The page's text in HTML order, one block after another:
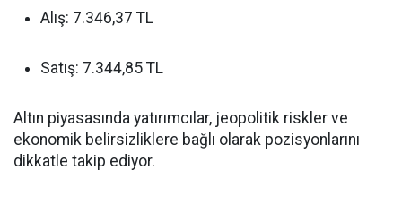
Alış: 7.346,37 TL
Satış: 7.344,85 TL
Altın piyasasında yatırımcılar, jeopolitik riskler ve
ekonomik belirsizliklere bağlı olarak pozisyonlarını
dikkatle takip ediyor.